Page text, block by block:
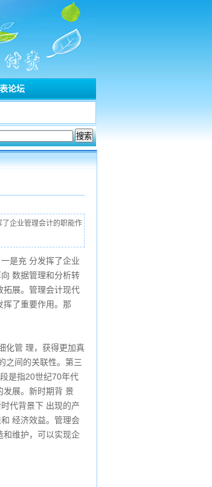
论坛
企业管理会计的职能作
是充 分发挥了企业
数据管理和分析转
拓展。管理会计现代
挥了重要作用。那
化管 理，获得更加真
之间的关联性。第三
是指20世纪70年代
发展。新时期背 景
代背景下 出现的产
经济效益。管理会
和维护，可以实现企